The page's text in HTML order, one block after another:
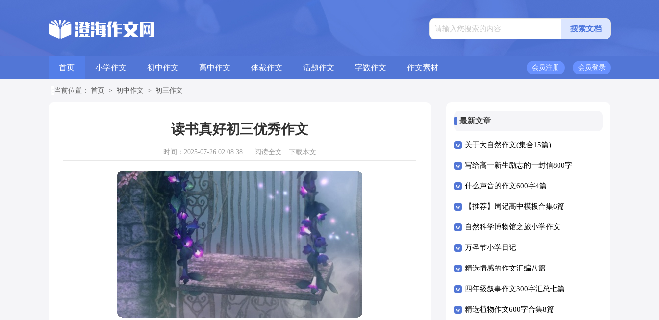
首页 小学作文 初中作文 高中作文 体裁作文 话题作文 字数作文 作文素材 会员登录
会员注册
当前位置： 首页 > 初中作文 > 初三作文
读书真好初三优秀作文
时间：2025-07-26 02:08:38 阅读全文 下载本文
最新文章
关于大自然作文(集合15篇)
写给高一新生励志的一封信800字
（精选5篇）
什么声音的作文600字4篇
【推荐】周记高中模板合集6篇
自然科学博物馆之旅小学作文
万圣节小学日记
精选情感的作文汇编八篇
四年级叙事作文300字汇总七篇
精选植物作文600字合集8篇